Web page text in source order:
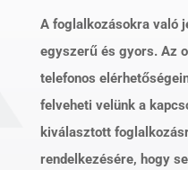
A foglalkozásokra való
egyszerű és gyors. Az
telefonos
felveheti velünk a
kiválasztott
rendelkezésére, hogy